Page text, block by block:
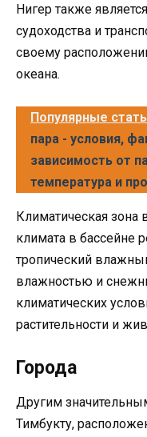
Нигер также
судоходства и
своему
океана.
Популярные
пара - условия,
зависимость от
температура и
Климатическая зона
климата в бассейне
тропический
влажностью и
климатических
растительности и
Города
Другим
Тимбукту,